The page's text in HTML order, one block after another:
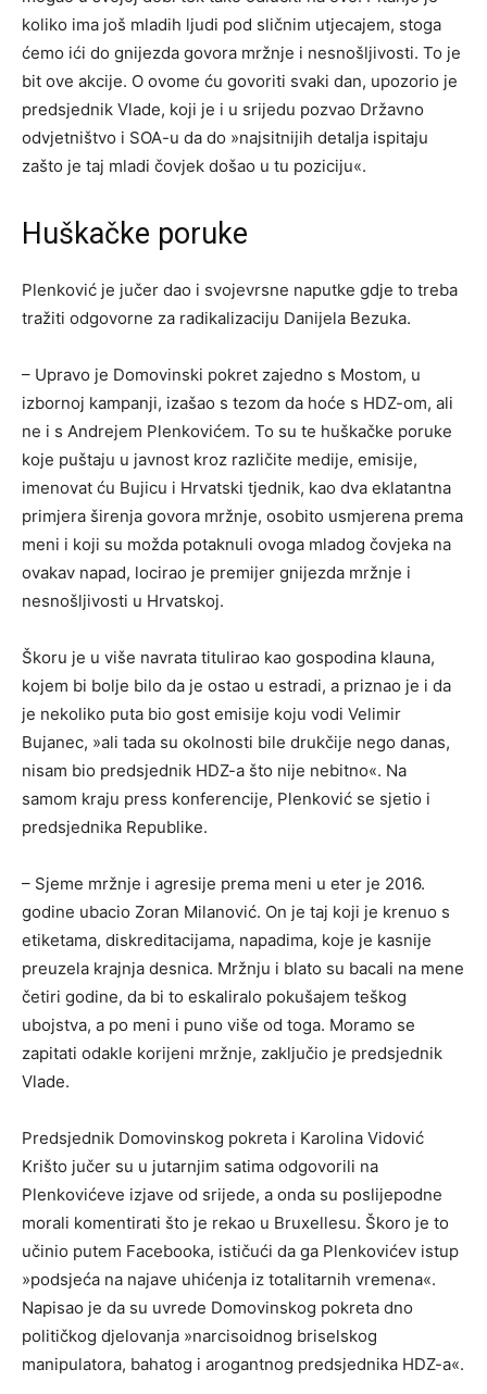
koliko ima još mladih ljudi pod sličnim utjecajem, stoga
ćemo ići do gnijezda govora mržnje i nesnošljivosti. To je
bit ove akcije. O ovome ću govoriti svaki dan, upozorio je
predsjednik Vlade, koji je i u srijedu pozvao Državno
odvjetništvo i SOA-u da do »najsitnijih detalja ispitaju
zašto je taj mladi čovjek došao u tu poziciju«.
Huškačke poruke
Plenković je jučer dao i svojevrsne naputke gdje to treba
tražiti odgovorne za radikalizaciju Danijela Bezuka.
– Upravo je Domovinski pokret zajedno s Mostom, u
izbornoj kampanji, izašao s tezom da hoće s HDZ-om, ali
ne i s Andrejem Plenkovićem. To su te huškačke poruke
koje puštaju u javnost kroz različite medije, emisije,
imenovat ću Bujicu i Hrvatski tjednik, kao dva eklatantna
primjera širenja govora mržnje, osobito usmjerena prema
meni i koji su možda potaknuli ovoga mladog čovjeka na
ovakav napad, locirao je premijer gnijezda mržnje i
nesnošljivosti u Hrvatskoj.
Škoru je u više navrata titulirao kao gospodina klauna,
kojem bi bolje bilo da je ostao u estradi, a priznao je i da
je nekoliko puta bio gost emisije koju vodi Velimir
Bujanec, »ali tada su okolnosti bile drukčije nego danas,
nisam bio predsjednik HDZ-a što nije nebitno«. Na
samom kraju press konferencije, Plenković se sjetio i
predsjednika Republike.
– Sjeme mržnje i agresije prema meni u eter je 2016.
godine ubacio Zoran Milanović. On je taj koji je krenuo s
etiketama, diskreditacijama, napadima, koje je kasnije
preuzela krajnja desnica. Mržnju i blato su bacali na mene
četiri godine, da bi to eskaliralo pokušajem teškog
ubojstva, a po meni i puno više od toga. Moramo se
zapitati odakle korijeni mržnje, zaključio je predsjednik
Vlade.
Predsjednik Domovinskog pokreta i Karolina Vidović
Krišto jučer su u jutarnjim satima odgovorili na
Plenkovićeve izjave od srijede, a onda su poslijepodne
morali komentirati što je rekao u Bruxellesu. Škoro je to
učinio putem Facebooka, ističući da ga Plenkovićev istup
»podsjeća na najave uhićenja iz totalitarnih vremena«.
Napisao je da su uvrede Domovinskog pokreta dno
političkog djelovanja »narcisoidnog briselskog
manipulatora, bahatog i arogantnog predsjednika HDZ-a«.